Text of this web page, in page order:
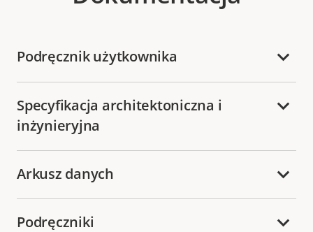
Podręcznik użytkownika
Specyfikacja architektoniczna i
inżynieryjna
Arkusz danych
Podręczniki